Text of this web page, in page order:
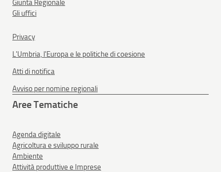
Giunta Regionale
Gli uffici
Privacy
L'Umbria, l'Europa e le politiche di coesione
Atti di notifica
Avviso per nomine regionali
Aree Tematiche
Agenda digitale
Agricoltura e sviluppo rurale
Ambiente
Attività produttive e Imprese